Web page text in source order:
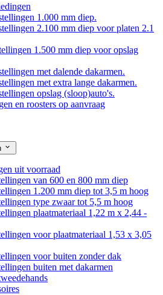
1.000 mm diep.
2.100 mm diep voor platen 2.1
1.500 mm diep voor opslag
met dalende dakarmen.
met extra lange dakarmen.
opslag (sloop)auto's.
en roosters op aanvraag
uit voorraad
van 600 en 800 mm diep
1.200 mm diep tot 3,5 m hoog
type zwaar tot 5,5 m hoog
plaatmateriaal 1,22 m x 2,44 -
voor plaatmateriaal 1,53 x 3,05
voor buiten zonder dak
buiten met dakarmen